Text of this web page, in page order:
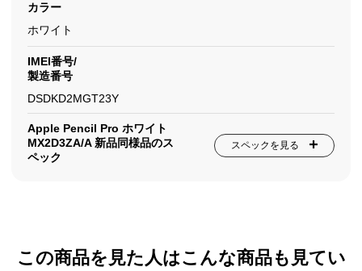
カラー
ホワイト
IMEI番号/
製造番号
DSDKD2MGT23Y
Apple Pencil Pro ホワイト
MX2D3ZA/A 新品同様品のス
ペック
スペックを見る
この商品を見た人はこんな商品も見てい